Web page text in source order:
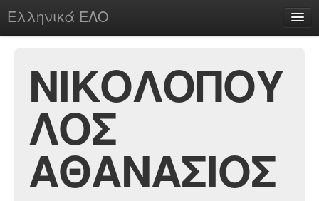
Ελληνικά ΕΛΟ
chesstu.be @ discord
Login
ΝΙΚΟΛΟΠΟΥ
ΛΟΣ
ΑΘΑΝΑΣΙΟΣ